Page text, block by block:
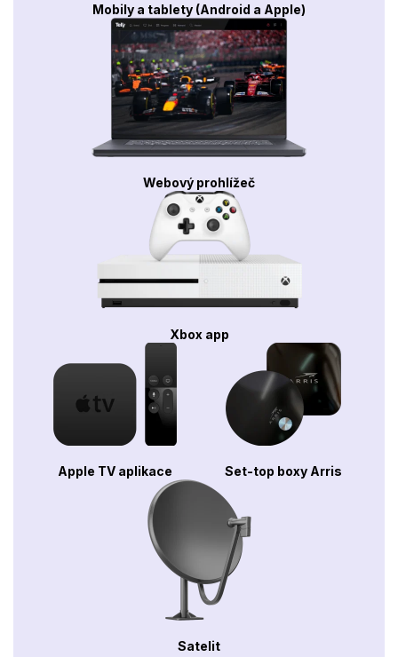
Mobily a tablety (Android a Apple)
Webový prohlížeč
Xbox app
Apple TV aplikace Set-top boxy Arris
Satelit